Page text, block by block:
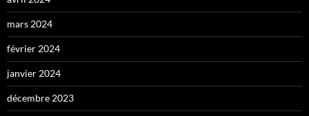
mars 2024
février 2024
janvier 2024
décembre 2023